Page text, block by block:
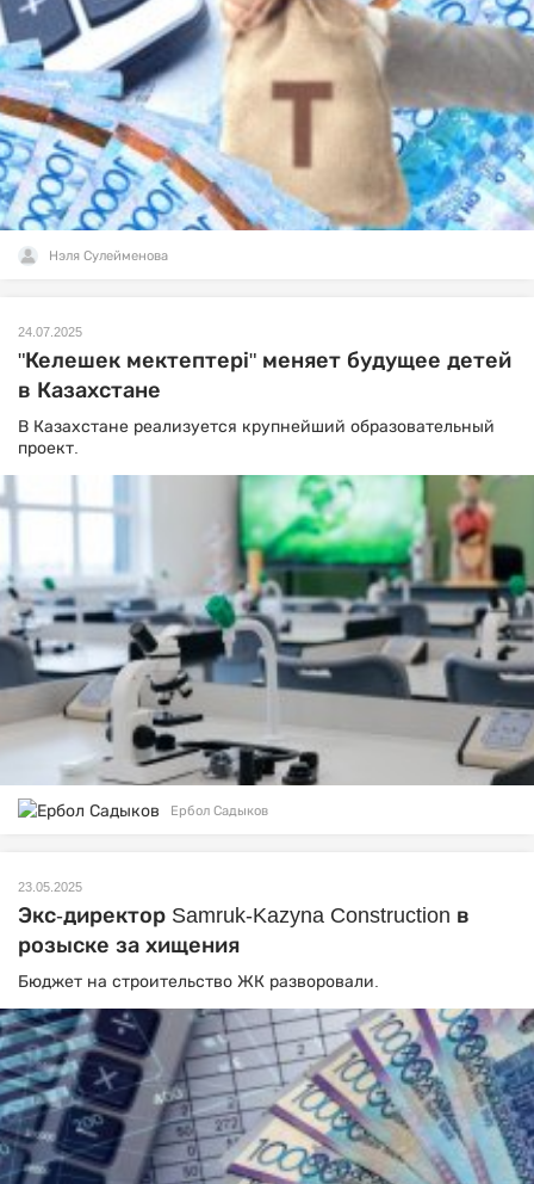
Нэля Сулейменова
24.07.2025
"Келешек мектептері" меняет будущее детей
в Казахстане
В Казахстане реализуется крупнейший образовательный
проект.
Ербол Садыков
23.05.2025
Экс-директор Samruk-Kazyna Construction в
розыске за хищения
Бюджет на строительство ЖК разворовали.